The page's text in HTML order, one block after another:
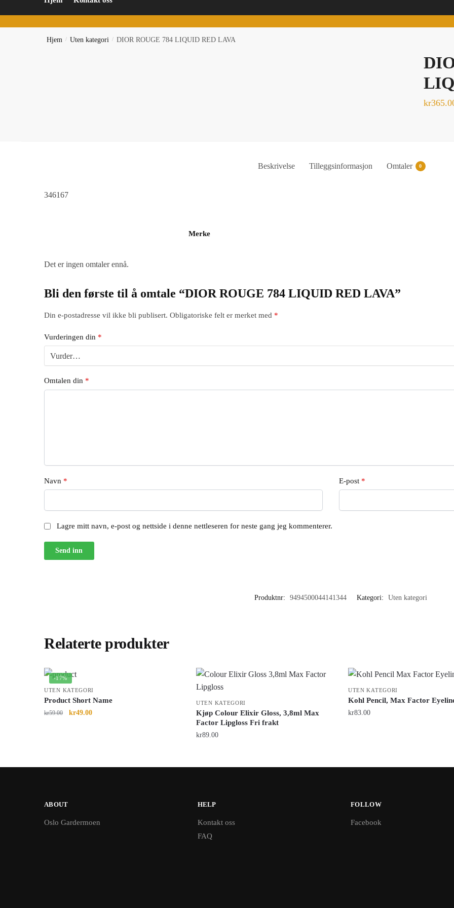
Hjem / Uten kategori / DIOR ROUGE 784 LIQUID RED LAVA
kr
Beskrivelse Tilleggsinformasjon Omtaler 0
346167
Merke
Det er ingen omtaler ennå.
Bli den første til å omtale “DIOR ROUGE 784 LIQUID RED LAVA”
Din e-postadresse vil ikke bli publisert. Obligatoriske felt er merket med *
Vurderingen din *
Omtalen din *
Navn * E-post *
Lagre mitt navn, e-post og nettside i denne nettleseren for neste gang jeg kommenterer.
Produktnr: 9494500044141344 Kategori: Uten kategori
Relaterte produkter
-17%
UTEN KATEGORI
Product Short Name
kr59.00 kr49.00
UTEN KATEGORI
Kjøp Colour Elixir Gloss, 3,8ml Max
Factor Lipgloss Fri frakt
kr89.00
UTEN KATEGORI
Kohl Pencil, Max Factor
kr83.00
ABOUT
Oslo Gardermoen
HELP
Kontakt oss
FAQ
FOLLOW
Facebook